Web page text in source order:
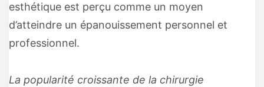
esthétique est perçu comme un moyen
d’atteindre un épanouissement personnel et
professionnel.
La popularité croissante de la chirurgie